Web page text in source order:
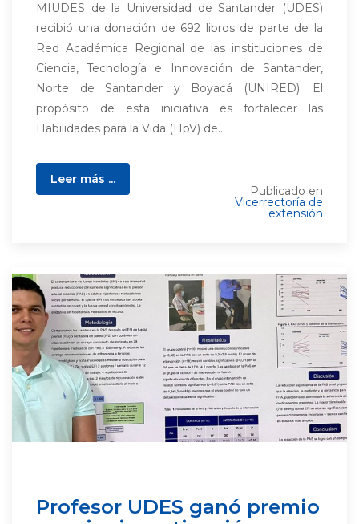
MIUDES de la Universidad de Santander (UDES)
recibió una donación de 692 libros de parte de la
Red Académica Regional de las instituciones de
Ciencia, Tecnología e Innovación de Santander,
Norte de Santander y Boyacá (UNIRED). El
propósito de esta iniciativa es fortalecer las
Habilidades para la Vida (HpV) de...
Leer más ...
Publicado en
Vicerrectoría de
extensión
Profesor UDES ganó premio